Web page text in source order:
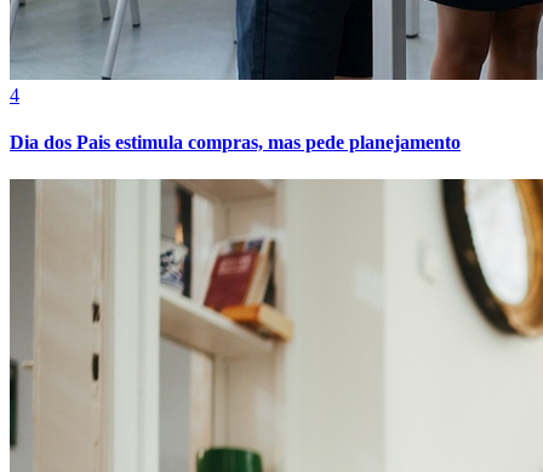
Bragantino
4
Dia dos Pais estimula compras, mas pede planejamento